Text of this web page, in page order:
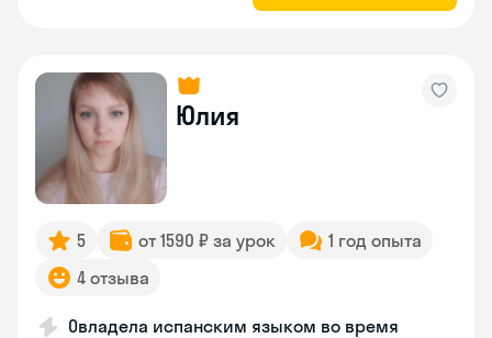
Юлия
5 от 1590 ₽ за урок
1 год опыта
4 отзыва
Овладела испанским языком во время